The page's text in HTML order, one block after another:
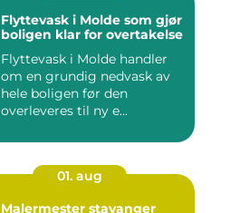
Flyttevask i Molde som gjør
boligen klar for overtakelse
Flyttevask i Molde handler
om en grundig nedvask av
hele boligen før den
overleveres til ny e...
01. aug
Malermester stavanger